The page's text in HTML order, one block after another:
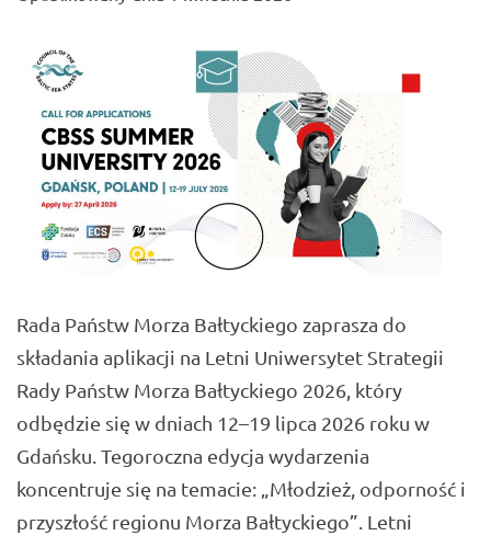
Rada Państw Morza Bałtyckiego zaprasza do
składania aplikacji na Letni Uniwersytet Strategii
Rady Państw Morza Bałtyckiego 2026, który
odbędzie się w dniach 12–19 lipca 2026 roku w
Gdańsku. Tegoroczna edycja wydarzenia
koncentruje się na temacie: „Młodzież, odporność i
przyszłość regionu Morza Bałtyckiego”. Letni